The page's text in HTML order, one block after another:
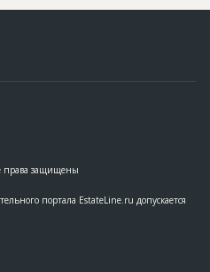
права защищены
портала EstateLine.ru допускается